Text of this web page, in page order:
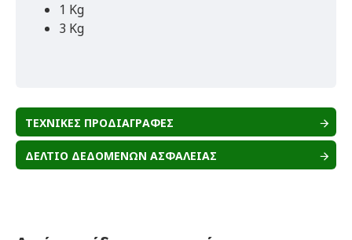
1 Kg
3 Kg
ΤΕΧΝΙΚΕΣ ΠΡΟΔΙΑΓΡΑΦΕΣ
ΔΕΛΤΙΟ ΔΕΔΟΜΕΝΩΝ ΑΣΦΑΛΕΙΑΣ